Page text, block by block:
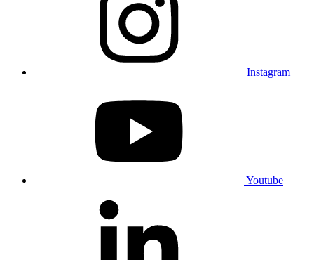
Instagram
Youtube